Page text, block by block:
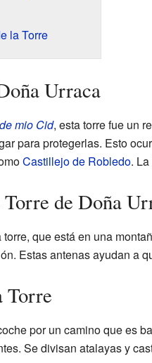
la Torre
Urraca
mio Cid, esta torre fue un
para protegerlas. Esto
Castillejo de Robledo.
de Doña
que está en una
Estas antenas ayudan a
Torre
por un camino que es
Se divisan atalayas y